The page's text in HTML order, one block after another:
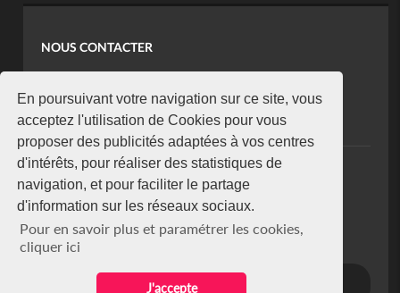
En poursuivant votre navigation sur ce site, vous
acceptez l'utilisation de Cookies pour vous
proposer des publicités adaptées à vos centres
d'intérêts, pour réaliser des statistiques de
navigation, et pour faciliter le partage
d'information sur les réseaux sociaux.
Pour en savoir plus et paramétrer les cookies,
cliquer ici
J'accepte
NOUS CONTACTER
koaci@yahoo.fr
+225 07 08 85 52 93
NEWSLETTER
Restez connecté via notre newsletter
S'abonner
Se désabonner